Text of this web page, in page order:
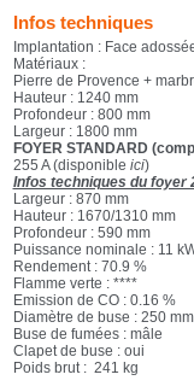
Infos techniques
Implantation : Face
Matériaux :
Pierre de Provence +
Hauteur : 1240 mm
Profondeur : 800 mm
Largeur : 1800 mm
FOYER STANDARD
255 A (disponible ici)
Infos techniques du foyer
Largeur : 870 mm
Hauteur : 1670/1310 mm
Profondeur : 590 mm
Puissance nominale : 11
Rendement : 70.9 %
Flamme verte : ****
Emission de CO : 0.16 %
Diamètre de buse : 250 mm
Buse de fumées : mâle
Clapet de buse : oui
Poids brut : 241 kg